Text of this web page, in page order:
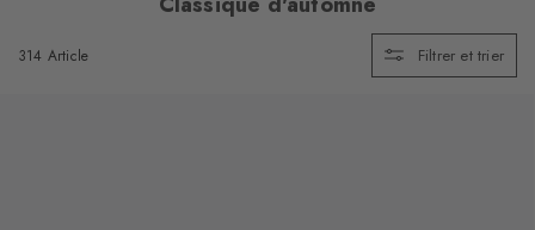
314 Article Filtrer et trier